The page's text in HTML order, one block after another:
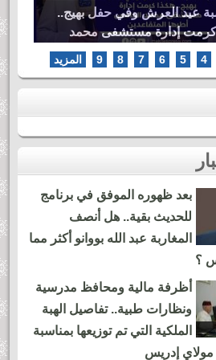
عيد العرش وفي حفل بهيج..
كرمت إدارة مستشفى محمد
المتقاعدين
4
5
6
7
8
9 المزيد
بعد ظهوره الموفق في برنامج
للحديث بقية.. هل أنصف
المغاربة عبد الله بووانو أكثر مما
؟
أظرفة مالية ومحافظ مدرسية
ونظارات طبية.. تفاصيل الهبة
الملكية التي تم توزيعها بمناسبة
مولاي إدريس